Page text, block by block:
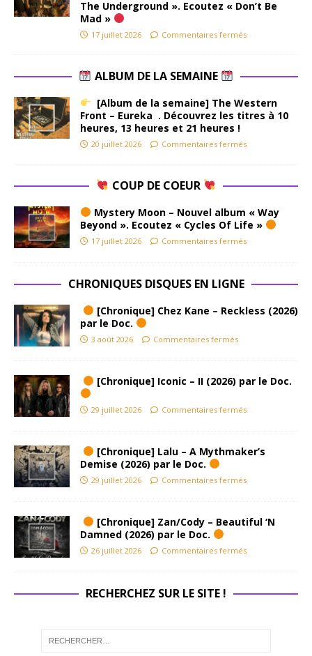
The Underground ». Ecoutez « Don’t Be
Mad »
17 juillet 2026 Commentaires fermés
ALBUM DE LA SEMAINE
[Album de la semaine] The Western
Front – Eureka . Découvrez les titres à 10
heures, 13 heures et 21 heures !
20 juillet 2026 Commentaires fermés
COUP DE COEUR
Mystery Moon – Nouvel album « Way
Beyond ». Ecoutez « Cycles Of Life »
17 juillet 2026 Commentaires fermés
CHRONIQUES DISQUES EN LIGNE
[Chronique] Chez Kane – Reckless (2026)
par le Doc.
3 août 2026 Commentaires fermés
[Chronique] Iconic – II (2026) par le Doc.
29 juillet 2026 Commentaires fermés
[Chronique] Lalu – A Mythmaker’s
Demise (2026) par le Doc.
29 juillet 2026 Commentaires fermés
[Chronique] Zan/Cody – Beautiful ‘N
Damned (2026) par le Doc.
26 juillet 2026 Commentaires fermés
RECHERCHEZ SUR LE SITE !